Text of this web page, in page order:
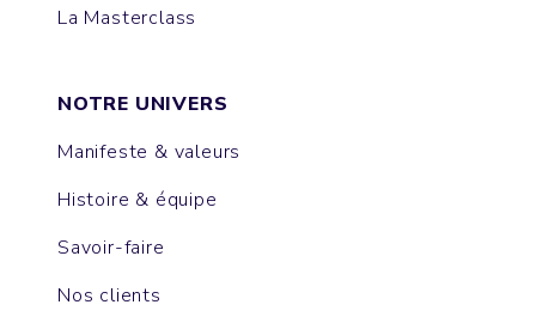
La Masterclass
NOTRE UNIVERS
Manifeste & valeurs
Histoire & équipe
Savoir-faire
Nos clients